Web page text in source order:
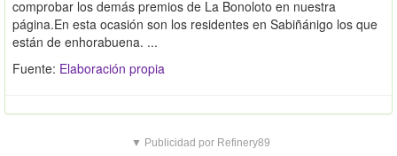
comprobar los demás premios de La Bonoloto en nuestra
página.En esta ocasión son los residentes en Sabiñánigo los que
están de enhorabuena. ...
Fuente: Elaboración propia
▼ Publicidad por Refinery89